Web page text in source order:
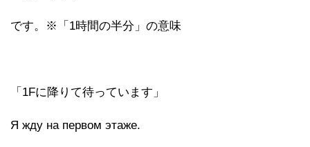
です。※「1時間の半分」の意味
「1Fに降りて待っています」
Я жду на первом этаже.